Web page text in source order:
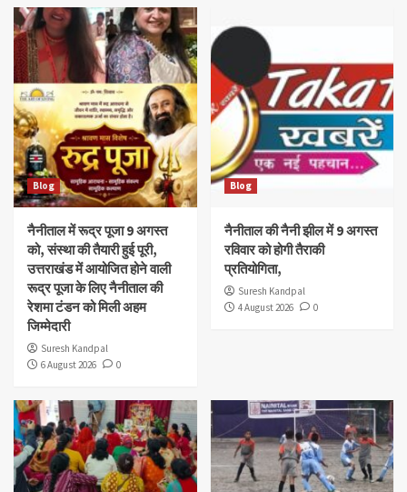
Blog
नैनीताल में रूद्र पूजा 9 अगस्त
को, संस्था की तैयारी हुई पूरी,
उत्तराखंड में आयोजित होने वाली
रूद्र पूजा के लिए नैनीताल की
रेशमा टंडन को मिली अहम
जिम्मेदारी
Suresh Kandpal
6 August 2026
0
Blog
नैनीताल की नैनी झील में 9 अगस्त
रविवार को होगी तैराकी
प्रतियोगिता,
Suresh Kandpal
4 August 2026
0